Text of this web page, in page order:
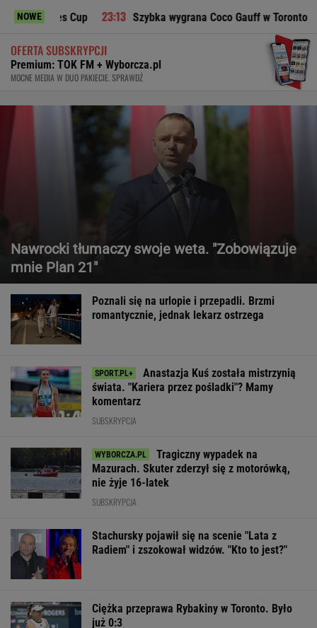
NOWE
Cup Szybka wygrana Coco Gauff w Toronto
OFERTA SUBSKRYPCJI
Premium: TOK FM + Wyborcza.pl
MOCNE MEDIA W DUO PAKIECIE. SPRAWDŹ
Nawrocki tłumaczy swoje weta. "Zobowiązuje
mnie Plan 21"
Poznali się na urlopie i przepadli. Brzmi
romantycznie, jednak lekarz ostrzega
Anastazja Kuś została mistrzynią
świata. "Kariera przez pośladki"? Mamy
komentarz
SUBSKRYPCJA
Tragiczny wypadek na
Mazurach. Skuter zderzył się z motorówką,
nie żyje 16-latek
SUBSKRYPCJA
Stachursky pojawił się na scenie "Lata z
Radiem" i zszokował widzów. "Kto to jest?"
Ciężka przeprawa Rybakiny w Toronto. Było
już 0:3